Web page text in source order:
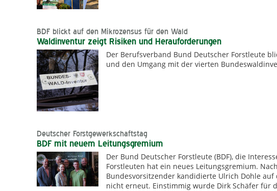
BDF blickt auf den Mikrozensus für den Wald
Waldinventur zeigt Risiken und Herauforderungen
Der Berufsverband Bund Deutscher Forstleute
und den Umgang mit der vierten
Deutscher Forstgewerkschaftstag
BDF mit neuem Leitungsgremium
Der Bund Deutscher Forstleute (BDF), die
Forstleuten hat ein neues Leitungsgremium.
Bundesvorsitzender kandidierte Ulrich Dohle
nicht erneut. Einstimmig wurde Dirk Schäfer für